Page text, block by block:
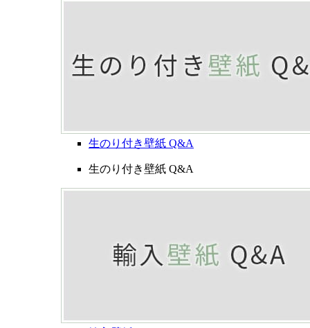
生のり付き壁紙 Q&A
生のり付き壁紙 Q&A